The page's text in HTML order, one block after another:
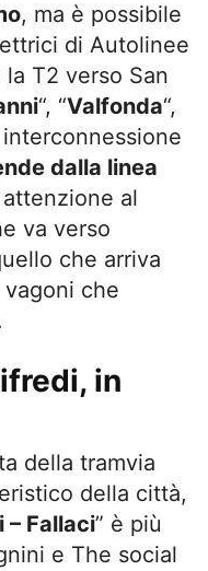
, ma è possibile
di Autolinee
T2 verso San
“, “Valfonda“,
dalla linea
attenzione al
va verso
che arriva
che
in
della tramvia
della città,
– Fallaci” è più
e The social